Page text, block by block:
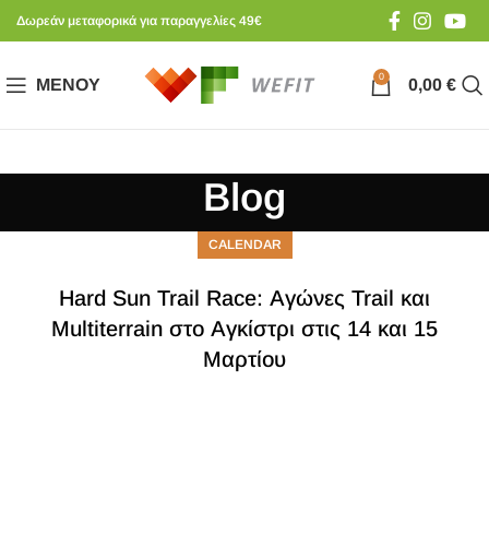
Δωρεάν μεταφορικά για παραγγελίες 49€
ΜΕΝΟΎ 0 0,00 €
Blog
CALENDAR
Hard Sun Trail Race: Αγώνες Trail και
Multiterrain στο Αγκίστρι στις 14 και 15
Μαρτίου